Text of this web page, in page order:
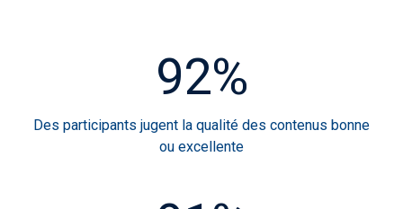
92%
Des participants jugent la qualité des contenus bonne
ou excellente